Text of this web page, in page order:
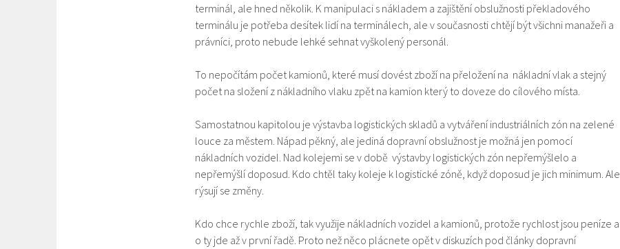
terminál, ale hned několik. K manipulaci s nákladem a zajištění obslužnosti překladového
terminálu je potřeba desítek lidí na terminálech, ale v současnosti chtějí být všichni manažeři a
právníci, proto nebude lehké sehnat vyškolený personál.
To nepočítám počet kamionů, které musí dovést zboží na přeložení na nákladní vlak a stejný
počet na složení z nákladního vlaku zpět na kamion který to doveze do cílového místa.
Samostatnou kapitolou je výstavba logistických skladů a vytváření industriálních zón na zelené
louce za městem. Nápad pěkný, ale jediná dopravní obslužnost je možná jen pomocí
nákladních vozidel. Nad kolejemi se v době výstavby logistických zón nepřemýšlelo a
nepřemýšlí doposud. Kdo chtěl taky koleje k logistické zóně, když doposud je jich minimum. Ale
rýsují se změny.
Kdo chce rychle zboží, tak využije nákladních vozidel a kamionů, protože rychlost jsou peníze a
o ty jde až v první řadě. Proto než něco plácnete opět v diskuzích pod články dopravní